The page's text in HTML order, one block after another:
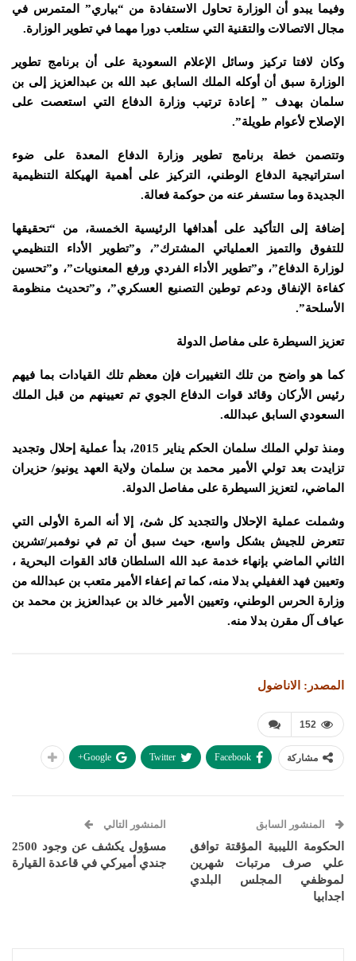
وفيما يبدو أن الوزارة تحاول الاستفادة من “بياري” المتمرس في
مجال الاتصالات والتقنية التي ستلعب دورا مهما في تطوير الوزارة.
وكان لافتا تركيز وسائل الإعلام السعودية على أن برنامج تطوير
الوزارة سبق أن أوكله الملك السابق عبد الله بن عبدالعزيز إلى بن
سلمان بهدف ” إعادة ترتيب وزارة الدفاع التي استعصت على
الإصلاح لأعوام طويلة”.
وتتصمن خطة برنامج تطوير وزارة الدفاع المعدة على ضوء
استراتيجية الدفاع الوطني، التركيز على أهمية الهيكلة التنظيمية
الجديدة وما ستسفر عنه من حوكمة فعالة.
إضافة إلى التأكيد على أهدافها الرئيسية الخمسة، من “تحقيقها
للتفوق والتميز العملياتي المشترك”، و”تطوير الأداء التنظيمي
لوزارة الدفاع”، و”تطوير الأداء الفردي ورفع المعنويات”، و”تحسين
كفاءة الإنفاق ودعم توطين التصنيع العسكري”، و”تحديث منظومة
الأسلحة”.
تعزيز السيطرة على مفاصل الدولة
كما هو واضح من تلك التغييرات فإن معظم تلك القيادات بما فيهم
رئيس الأركان وقائد قوات الدفاع الجوي تم تعيينهم من قبل الملك
السعودي السابق عبدالله.
ومنذ تولي الملك سلمان الحكم يناير 2015، بدأ عملية إحلال وتجديد
تزايدت بعد تولي الأمير محمد بن سلمان ولاية العهد يونيو/ حزيران
الماضي، لتعزيز السيطرة على مفاصل الدولة.
وشملت عملية الإحلال والتجديد كل شئ، إلا أنه المرة الأولى التي
تتعرض للجيش بشكل واسع، حيث سبق أن تم في نوفمبر/تشرين
الثاني الماضي بإنهاء خدمة عبد الله السلطان قائد القوات البحرية ،
وتعيين فهد الغفيلي بدلا منه، كما تم إعفاء الأمير متعب بن عبدالله من
وزارة الحرس الوطني، وتعيين الأمير خالد بن عبدالعزيز بن محمد بن
عياف آل مقرن بدلا منه.
المصدر: الاناضول
152
مشاركة Facebook
Twitter
Google+
المنشور السابق
الحكومة الليبية المؤقتة توافق
علي صرف مرتبات شهرين
لموظفي المجلس البلدي
اجدابيا
المنشور التالي
مسؤول يكشف عن وجود 2500
جندي أميركي في قاعدة القيارة